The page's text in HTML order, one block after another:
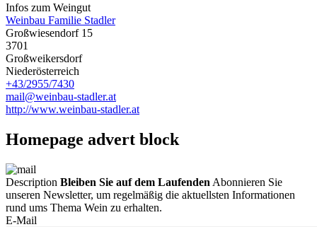
Infos zum Weingut
Weinbau Familie Stadler
Großwiesendorf 15
3701
Großweikersdorf
Niederösterreich
+43/2955/7430
mail@weinbau-stadler.at
http://www.weinbau-stadler.at
Homepage advert block
Description Bleiben Sie auf dem Laufenden Abonnieren Sie
unseren Newsletter, um regelmäßig die aktuellsten Informationen
rund ums Thema Wein zu erhalten.
E-Mail